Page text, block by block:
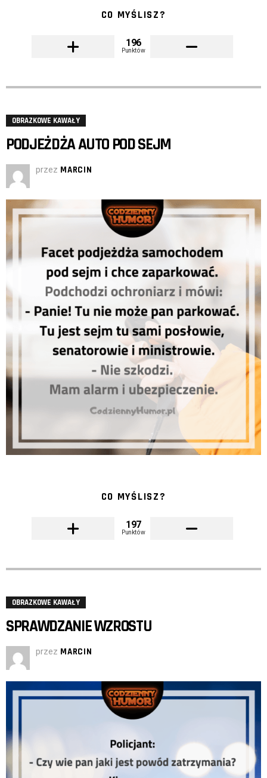
CO MYŚLISZ?
196
Punktów
OBRAZKOWE KAWAŁY
PODJEŻDŻA AUTO POD SEJM
przez MARCIN
CO MYŚLISZ?
197
Punktów
OBRAZKOWE KAWAŁY
SPRAWDZANIE WZROSTU
przez MARCIN